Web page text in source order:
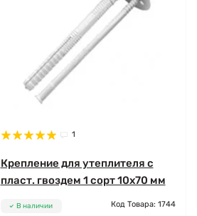
1
Крепление для утеплителя с
пласт. гвоздем 1 сорт 10x70 мм
В наличии Код Товара: 1744